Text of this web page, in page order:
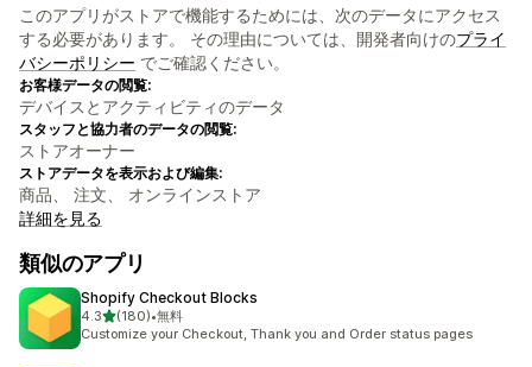
このアプリがストアで機能するためには、次のデータにアクセス
する必要があります。 その理由については、開発者向けのプライ
バシーポリシー でご確認ください。
お客様データの閲覧:
デバイスとアクティビティのデータ
スタッフと協力者のデータの閲覧:
ストアオーナー
ストアデータを表示および編集:
商品、 注文、 オンラインストア
詳細を見る
類似のアプリ
Shopify Checkout Blocks
4.35つ星中
(180)
合計レビュー数：180件
•無料
Customize your Checkout, Thank you and Order status pages